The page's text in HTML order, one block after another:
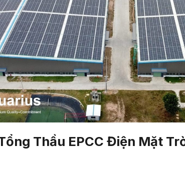
Thầu EPCC Điện Mặt